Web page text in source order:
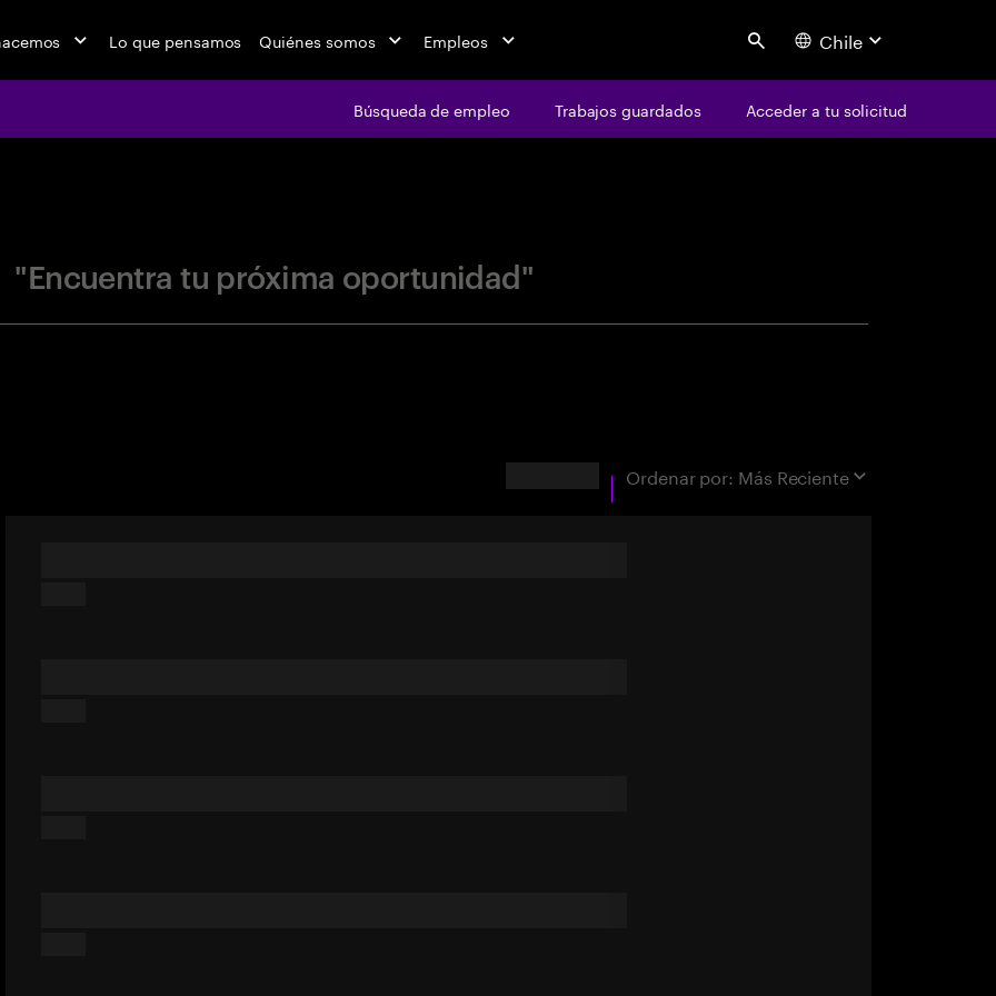
Lo que pensamos Quiénes somos Empleos Search Chile
Búsqueda de empleo Trabajos guardados Acceder a tu solicitud
"Encuentra tu próxima oportunidad"
Ordenar por: Más Reciente